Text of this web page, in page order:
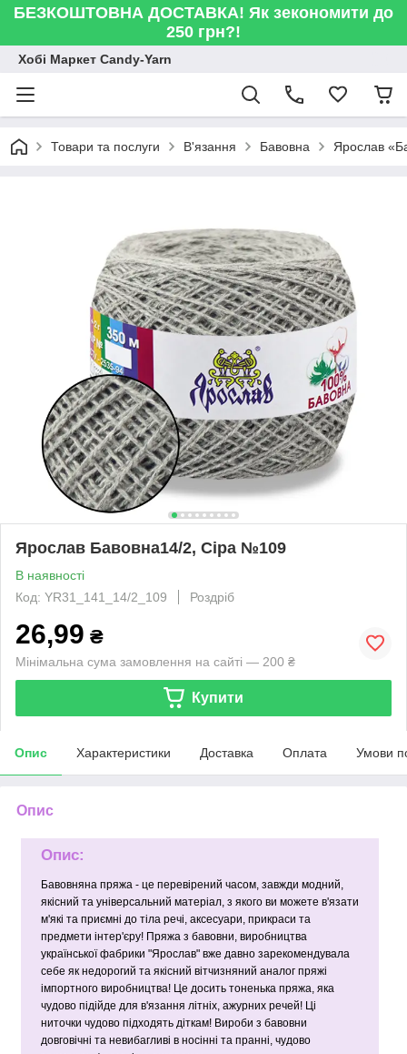
БЕЗКОШТОВНА ДОСТАВКА! Як зекономити до
250 грн?!
Хобі Маркет Candy-Yarn
Товари та послуги В'язання Бавовна Ярослав
Ярослав Бавовна14/2, Сіра №109
В наявності
Код: YR31_141_14/2_109
Роздріб
26,99 ₴
Мінімальна сума замовлення на сайті — 200 ₴
Купити
Опис Характеристики Доставка Оплата Умови
Опис
Опис:
Бавовняна пряжа - це перевірений часом, завжди модний,
якісний та універсальний матеріал, з якого ви можете в'язати
м'які та приємні до тіла речі, аксесуари, прикраси та
предмети інтер'єру! Пряжа з бавовни, виробництва
української фабрики "Ярослав" вже давно зарекомендувала
себе як недорогий та якісний вітчизняний аналог пряжі
імпортного виробництва! Це досить тоненька пряжа, яка
чудово підійде для в'язання літніх, ажурних речей! Ці
ниточки чудово підходять діткам! Вироби з бавовни
довговічні та невибагливі в носінні та пранні, чудово